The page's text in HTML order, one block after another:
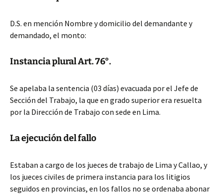
D.S. en mención Nombre y domicilio del demandante y
demandado, el monto:
Instancia plural Art. 76°.
Se apelaba la sentencia (03 días) evacuada por el Jefe de
Sección del Trabajo, la que en grado superior era resuelta
por la Dirección de Trabajo con sede en Lima.
La ejecución del fallo
Estaban a cargo de los jueces de trabajo de Lima y Callao, y
los jueces civiles de primera instancia para los litigios
seguidos en provincias, en los fallos no se ordenaba abonar